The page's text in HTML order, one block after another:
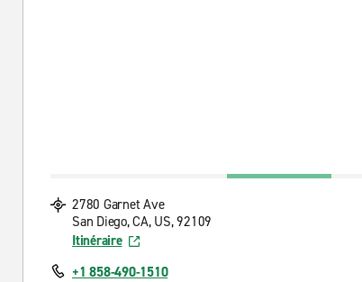
2780 Garnet Ave
San Diego, CA, US, 92109
Itinéraire
+1 858-490-1510